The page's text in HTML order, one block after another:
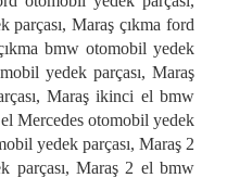
parçası, Maraş çıkma ford
bmw otomobil yedek
yedek parçası, Maraş
Maraş ikinci el bmw
Mercedes otomobil yedek
yedek parçası, Maraş 2
parçası, Maraş 2 el bmw